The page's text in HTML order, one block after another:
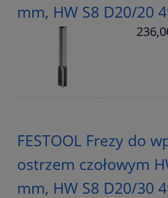
mm, HW S8 D20/20
FESTOOL Frezy do
ostrzem czołowym
mm, HW S8 D20/30